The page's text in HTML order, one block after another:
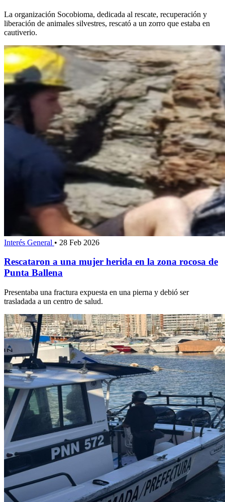
La organización Socobioma, dedicada al rescate, recuperación y
liberación de animales silvestres, rescató a un zorro que estaba en
cautiverio.
Interés General • 28 Feb 2026
Rescataron a una mujer herida en la zona rocosa de
Punta Ballena
Presentaba una fractura expuesta en una pierna y debió ser
trasladada a un centro de salud.